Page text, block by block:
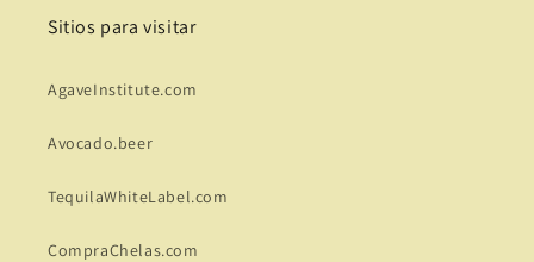
Sitios para visitar
AgaveInstitute.com
Avocado.beer
TequilaWhiteLabel.com
CompraChelas.com